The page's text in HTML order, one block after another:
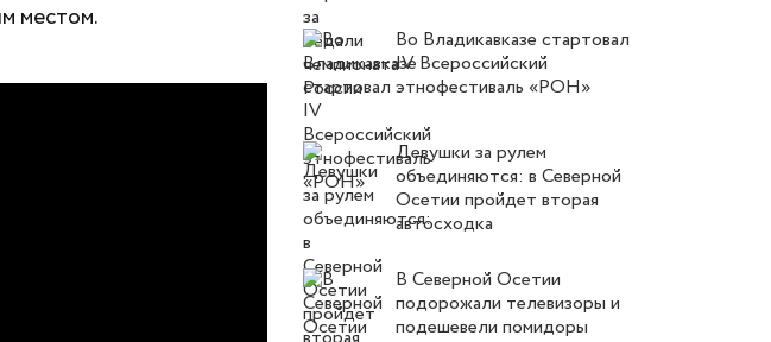
местом.
Во Владикавказе стартовал
IV Всероссийский
этнофестиваль «РОН»
Девушки за рулем
объединяются: в Северной
Осетии пройдет вторая
автосходка
В Северной Осетии
подорожали телевизоры и
подешевели помидоры